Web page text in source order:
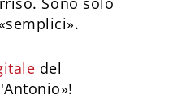
del